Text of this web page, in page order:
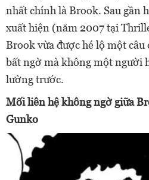
nhất chính là Brook. Sau gần
xuất hiện (năm 2007 tại
Brook vừa được hé lộ một câu
bất ngờ mà không một người
lường trước.
Mối liên hệ không ngờ giữa
Gunko